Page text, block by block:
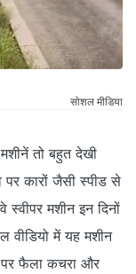
सोशल मीडिया
तो बहुत देखी
पर कारों जैसी स्पीड से
मशीन इन दिनों
वीडियो में यह मशीन
पर फैला कचरा और